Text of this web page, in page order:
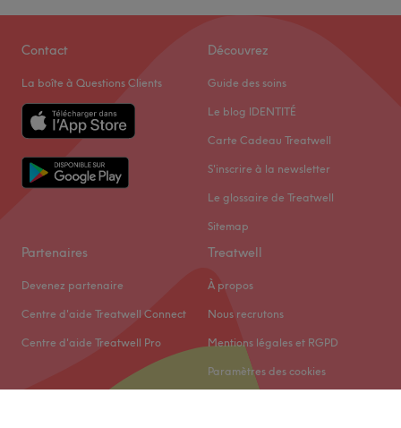
Contact
La boîte à Questions Clients
Découvrez
Guide des soins
Le blog IDENTITÉ
Carte Cadeau Treatwell
S'inscrire à la newsletter
Le glossaire de Treatwell
Sitemap
Partenaires
Devenez partenaire
Centre d'aide Treatwell Connect
Centre d'aide Treatwell Pro
Treatwell
À propos
Nous recrutons
Mentions légales et RGPD
Paramètres des cookies